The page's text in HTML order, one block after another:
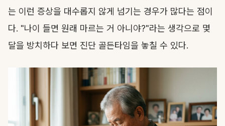
는 이런 증상을 대수롭지 않게 넘기는 경우가 많다는 점이
다. "나이 들면 원래 마르는 거 아니야?"라는 생각으로 몇
달을 방치하다 보면 진단 골든타임을 놓칠 수 있다.